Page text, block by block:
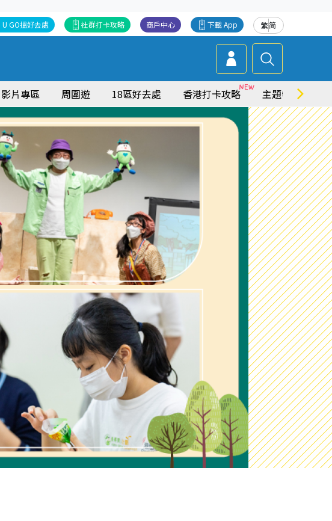
繁简
下載 App
商戶中心
社群打卡攻略
U GO搵好去處
影片專區 周圍遊 18區好去處 香港打卡攻略 主題特集